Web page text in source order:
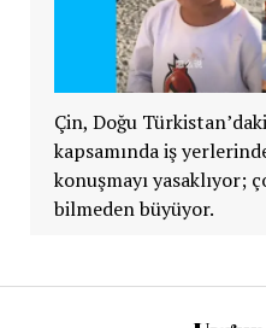
Çin, Doğu
kapsamında iş
konuşmayı yasaklıyor;
bilmeden büyüyor.